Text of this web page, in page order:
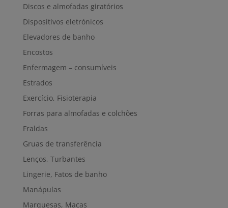
Discos e almofadas giratórios
Dispositivos eletrónicos
Elevadores de banho
Encostos
Enfermagem – consumíveis
Estrados
Exercício, Fisioterapia
Forras para almofadas e colchões
Fraldas
Gruas de transferência
Lenços, Turbantes
Lingerie, Fatos de banho
Manápulas
Marquesas, Macas